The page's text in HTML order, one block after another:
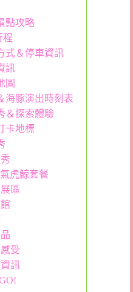
點攻略
程
式＆停車資訊
訊
圖
海豚演出時刻表
＆探索體驗
卡地標
虎鯨套餐
區
受
訊